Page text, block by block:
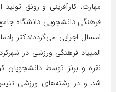
مهارت، کارآفرینی و رونق
فرهنگی دانشجویی دانشگاه
امسال اجرایی می‌گردد/دکتر
نقره و برنز توسط دانشجویان
شد و در رشته‌های ورزشی